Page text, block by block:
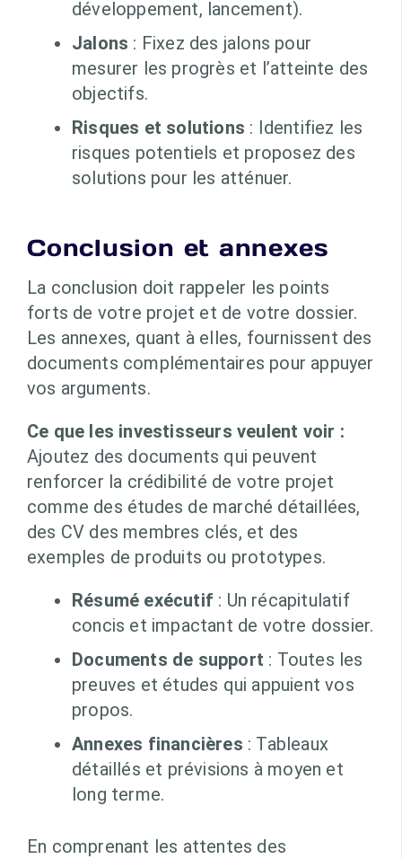
développement, lancement).
Jalons : Fixez des jalons pour
mesurer les progrès et l’atteinte des
objectifs.
Risques et solutions : Identifiez les
risques potentiels et proposez des
solutions pour les atténuer.
Conclusion et annexes
La conclusion doit rappeler les points
forts de votre projet et de votre dossier.
Les annexes, quant à elles, fournissent des
documents complémentaires pour appuyer
vos arguments.
Ce que les investisseurs veulent voir :
Ajoutez des documents qui peuvent
renforcer la crédibilité de votre projet
comme des études de marché détaillées,
des CV des membres clés, et des
exemples de produits ou prototypes.
Résumé exécutif : Un récapitulatif
concis et impactant de votre dossier.
Documents de support : Toutes les
preuves et études qui appuient vos
propos.
Annexes financières : Tableaux
détaillés et prévisions à moyen et
long terme.
En comprenant les attentes des